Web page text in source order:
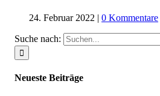
24. Februar 2022 | 0 Kommentare
Suche nach:
Neueste Beiträge